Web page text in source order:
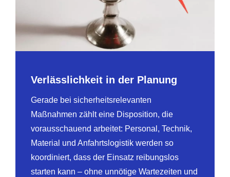
Verlässlichkeit in der Planung
Gerade bei sicherheitsrelevanten
Maßnahmen zählt eine Disposition, die
vorausschauend arbeitet: Personal, Technik,
Material und Anfahrtslogistik werden so
koordiniert, dass der Einsatz reibungslos
starten kann – ohne unnötige Wartezeiten und